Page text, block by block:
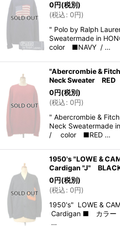
0円(税別)
(税込: 0円)
" Polo by Ralph
Sweatermade in
color ■NAVY / …
"Abercrombie &
Neck Sweater RED
0円(税別)
(税込: 0円)
" Abercrombie &
Neck Sweatermade
/ color ■RED …
1950's "LOWE &
Cardigan "J"
0円(税別)
(税込: 0円)
1950's" LOWE &
Cardigan ■ カラ
…